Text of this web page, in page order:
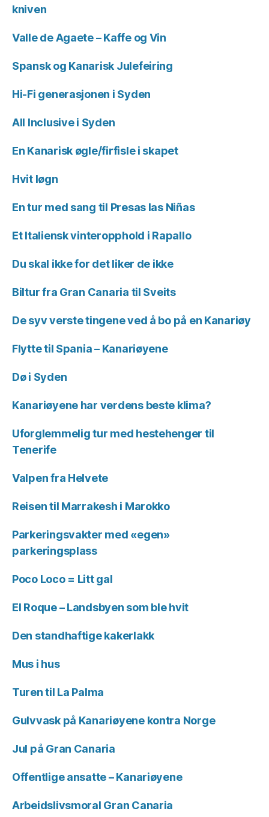
kniven
Valle de Agaete – Kaffe og Vin
Spansk og Kanarisk Julefeiring
Hi-Fi generasjonen i Syden
All Inclusive i Syden
En Kanarisk øgle/firfisle i skapet
Hvit løgn
En tur med sang til Presas las Niñas
Et Italiensk vinteropphold i Rapallo
Du skal ikke for det liker de ikke
Biltur fra Gran Canaria til Sveits
De syv verste tingene ved å bo på en Kanariøy
Flytte til Spania – Kanariøyene
Dø i Syden
Kanariøyene har verdens beste klima?
Uforglemmelig tur med hestehenger til
Tenerife
Valpen fra Helvete
Reisen til Marrakesh i Marokko
Parkeringsvakter med «egen»
parkeringsplass
Poco Loco = Litt gal
El Roque – Landsbyen som ble hvit
Den standhaftige kakerlakk
Mus i hus
Turen til La Palma
Gulvvask på Kanariøyene kontra Norge
Jul på Gran Canaria
Offentlige ansatte – Kanariøyene
Arbeidslivsmoral Gran Canaria